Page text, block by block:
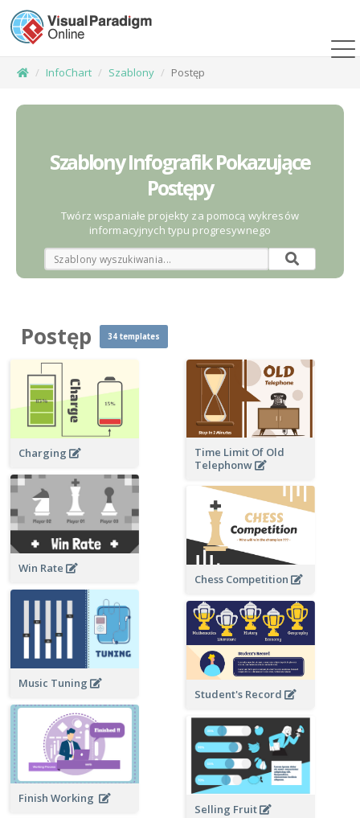
InfoChart Szablony Postęp
Szablony Infografik Pokazujące
Postępy
Twórz wspaniałe projekty za pomocą wykresów
informacyjnych typu progresywnego
Postęp 34 templates
Charging
Time Limit Of Old
Telephonw
Win Rate
Chess Competition
Music Tuning
Student's Record
Finish Working
Selling Fruit